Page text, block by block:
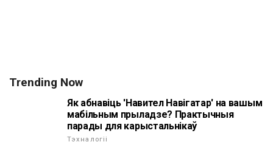
Trending Now
Як абнавіць 'Навител Навігатар' на вашым
мабільным прыладзе? Практычныя
парады для карыстальнікаў
Тэхналогіі